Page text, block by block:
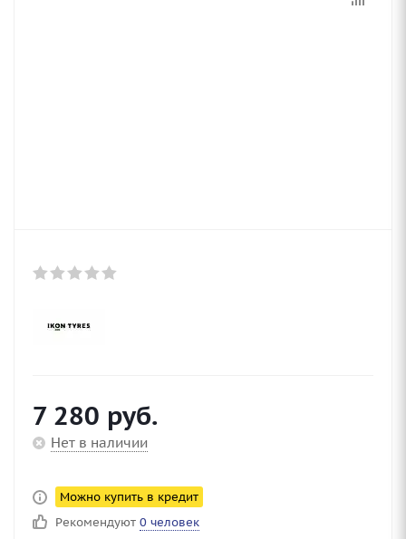
7 280 руб.
Нет в наличии
Можно купить в кредит
Рекомендуют 0 человек